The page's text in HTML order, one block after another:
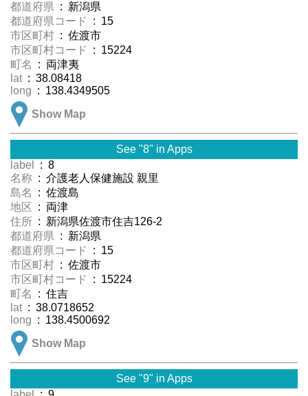
都道府県 : 新潟県
都道府県コード
: 15
市区町村 : 佐渡市
市区町村コード
: 15224
町名
: 両津夷
lat : 38.08418
long : 138.4349505
Show Map
See "8" in Apps
label
: 8
名称 : 介護老人保健施設 親里
島名
: 佐渡島
地区 : 両津
住所 : 新潟県佐渡市住吉126-2
都道府県 : 新潟県
都道府県コード
: 15
市区町村 : 佐渡市
市区町村コード
: 15224
町名
: 住吉
lat : 38.0718652
long : 138.4500692
Show Map
See "9" in Apps